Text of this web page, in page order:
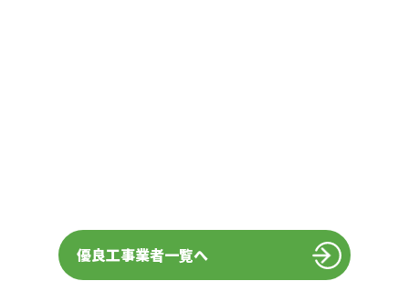
優良工事業者一覧へ